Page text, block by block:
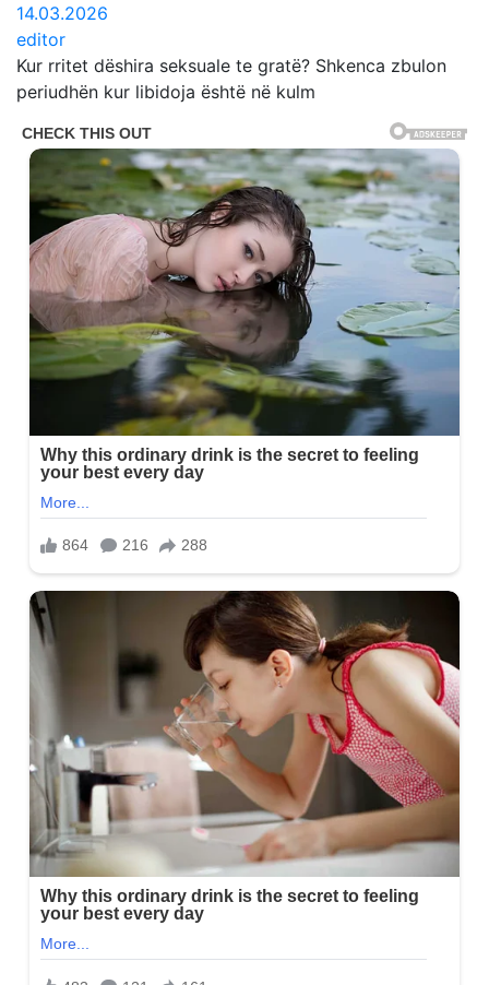
14.03.2026
editor
Kur rritet dëshira seksuale te gratë? Shkenca zbulon
periudhën kur libidoja është në kulm